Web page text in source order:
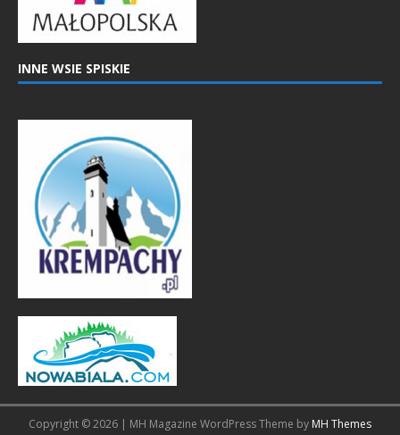
INNE WSIE SPISKIE
Copyright © 2026 | MH Magazine WordPress Theme by MH Themes